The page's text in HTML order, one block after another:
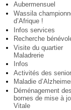
Aubermensuel
Wassila
d’Afrique !
Infos services
Recherche
Visite du quartier
Maladrerie
Infos
Activités des
Maladie
Déménagement des
bornes de mise à
Vitale